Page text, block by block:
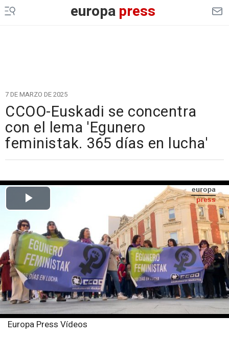
europapress
7 DE MARZO DE 2025
CCOO-Euskadi se concentra
con el lema 'Egunero
feministak. 365 días en lucha'
Europa Press Vídeos